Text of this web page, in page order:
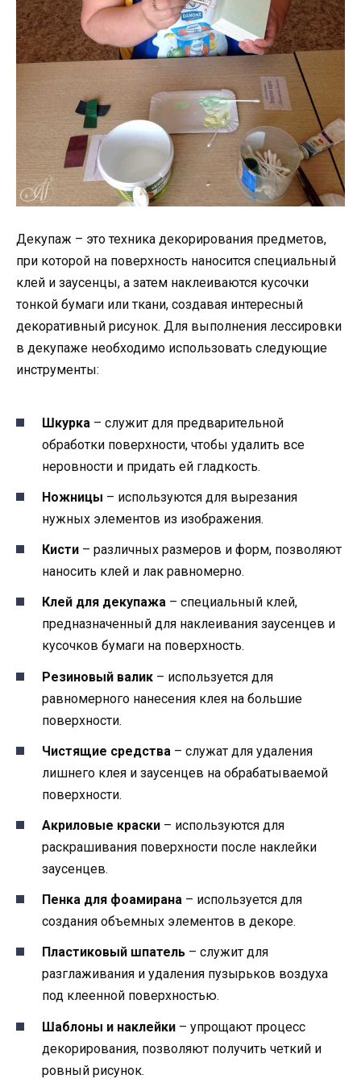
Декупаж – это техника декорирования предметов,
при которой на поверхность наносится специальный
клей и заусенцы, а затем наклеиваются кусочки
тонкой бумаги или ткани, создавая интересный
декоративный рисунок. Для выполнения лессировки
в декупаже необходимо использовать следующие
инструменты:
Шкурка – служит для предварительной
обработки поверхности, чтобы удалить все
неровности и придать ей гладкость.
Ножницы – используются для вырезания
нужных элементов из изображения.
Кисти – различных размеров и форм, позволяют
наносить клей и лак равномерно.
Клей для декупажа – специальный клей,
предназначенный для наклеивания заусенцев и
кусочков бумаги на поверхность.
Резиновый валик – используется для
равномерного нанесения клея на большие
поверхности.
Чистящие средства – служат для удаления
лишнего клея и заусенцев на обрабатываемой
поверхности.
Акриловые краски – используются для
раскрашивания поверхности после наклейки
заусенцев.
Пенка для фоамирана – используется для
создания объемных элементов в декоре.
Пластиковый шпатель – служит для
разглаживания и удаления пузырьков воздуха
под клеенной поверхностью.
Шаблоны и наклейки – упрощают процесс
декорирования, позволяют получить четкий и
ровный рисунок.